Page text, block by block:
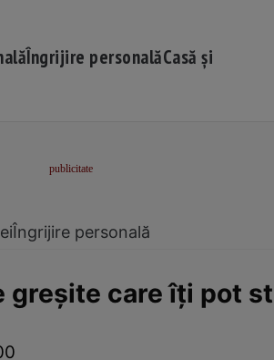
Îngrijire personalăCasă și
Îngrijire personală
greșite care îți pot